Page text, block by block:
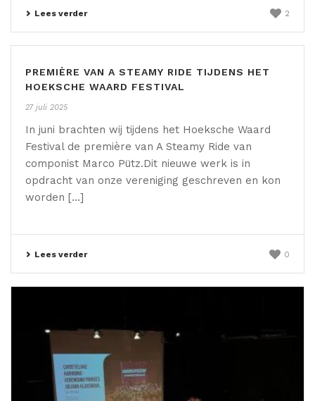
Lees verder 2
PREMIÈRE VAN A STEAMY RIDE TIJDENS HET
HOEKSCHE WAARD FESTIVAL
27 juli 2025
In juni brachten wij tijdens het Hoeksche Waard
Festival de première van A Steamy Ride van
componist Marco Pütz.Dit nieuwe werk is in
opdracht van onze vereniging geschreven en kon
worden [...]
Lees verder 0